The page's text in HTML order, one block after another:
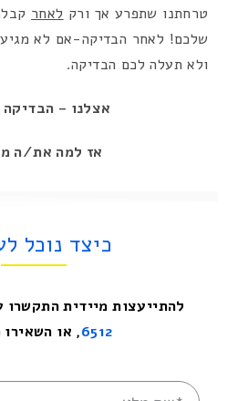
טרחתנו שתפרע אך ורקלאחר
שלכם! לאחר הבדיקה-אם לא מגיע
ולא תעלה לכם הבדיקה.
אצלנו –
אז למה את/ה
כיצד נוכל
להתייעצות מיידית התקשרו
6512, או